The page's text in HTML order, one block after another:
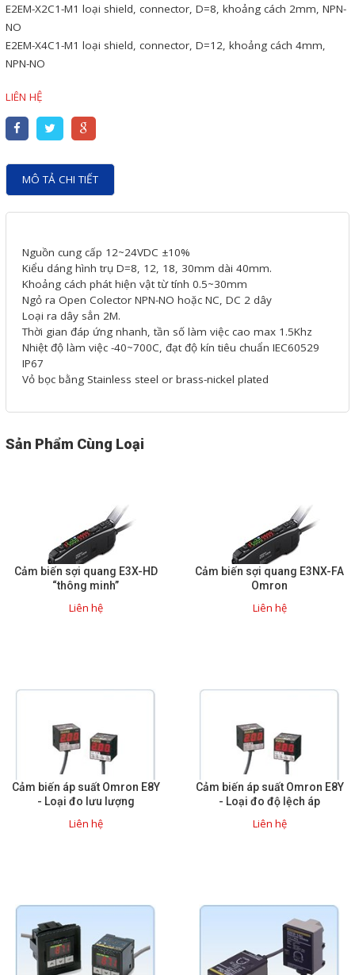
E2EM-X2C1-M1 loại shield, connector, D=8, khoảng cách 2mm, NPN-
NO
E2EM-X4C1-M1 loại shield, connector, D=12, khoảng cách 4mm,
NPN-NO
LIÊN HỆ
MÔ TẢ CHI TIẾT
Nguồn cung cấp 12~24VDC ±10%
Kiểu dáng hình trụ D=8, 12, 18, 30mm dài 40mm.
Khoảng cách phát hiện vật từ tính 0.5~30mm
Ngỏ ra Open Colector NPN-NO hoặc NC, DC 2 dây
Loại ra dây sẳn 2M.
Thời gian đáp ứng nhanh, tần số làm việc cao max 1.5Khz
Nhiệt độ làm việc -40~700C, đạt độ kín tiêu chuẩn IEC60529
IP67
Vỏ bọc bằng Stainless steel or brass-nickel plated
Sản Phẩm Cùng Loại
Cảm biến sợi quang E3X-HD
“thông minh”
Liên hệ
Cảm biến sợi quang E3NX-FA
Omron
Liên hệ
Cảm biến áp suất Omron E8Y
- Loại đo lưu lượng
Liên hệ
Cảm biến áp suất Omron E8Y
- Loại đo độ lệch áp
Liên hệ
Cân Điện Tử
truyền và lưu trữ dữ liệu
Thiết bị điều khiển và giám
sát
Thiết bị đo lường - Cảm biến
Đồng hồ đo đa năng
Phụ kiện lắp tủ điện
Giới thiệu
Dịch vụ
Sửa chữa màn hình HMI
Sửa Bộ điều khiển Servo, Bộ
Lập trình màn hình HMI
Lập trình hệ thống Scada
Lập trình hệ thống Servo
Crack password PLC
Thông tin hữu ích
Hình ảnh sửa chữa